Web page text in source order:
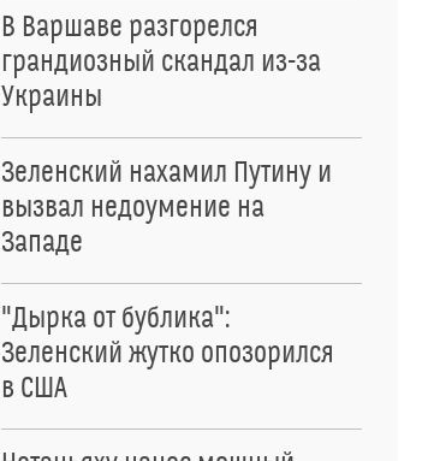
В Варшаве разгорелся
грандиозный скандал из-за
Украины
Зеленский нахамил Путину и
вызвал недоумение на
Западе
"Дырка от бублика":
Зеленский жутко опозорился
в США